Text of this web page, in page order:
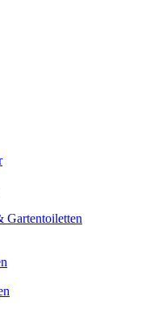
Gartentoiletten